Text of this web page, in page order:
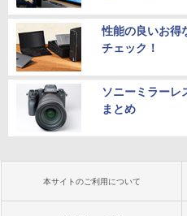
性能の良いお得
チェック！
ソニーミラーレ
まとめ
本サイトのご利用について